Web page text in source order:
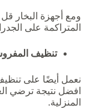
ومع أجهزة البخار
المتراكمة على
تنظيف
نعمل أيضًا على
افضل نتيجة ترضي
المنزلية.